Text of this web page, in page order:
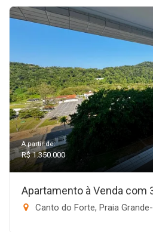
A partir de:
R$ 1.350.000
Apartamento à Venda com
Canto do Forte, Praia